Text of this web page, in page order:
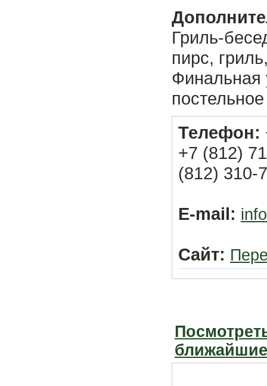
Гриль-
пирс,
Финальная
Телефон:
+7 (812)
(812) 310-
E-mail:
Сайт: